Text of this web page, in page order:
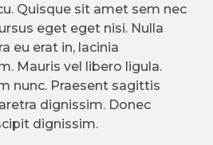
Quisque sit amet sem nec
eget eget nisi. Nulla
eu erat in, lacinia
Mauris vel libero ligula.
nunc. Praesent sagittis
dignissim. Donec
dignissim.